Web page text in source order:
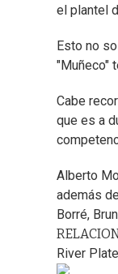
el plantel
Esto no
"Muñeco"
Cabe
que es a
Alberto
además
Borré,
River